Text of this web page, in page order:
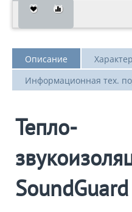
Описание
Информационная тех.
Тепло-